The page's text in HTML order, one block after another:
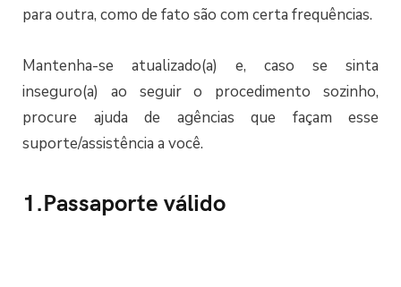
para outra, como de fato são com certa frequências.
Mantenha-se atualizado(a) e, caso se sinta
inseguro(a) ao seguir o procedimento sozinho,
procure ajuda de agências que façam esse
suporte/assistência a você.
1.Passaporte válido